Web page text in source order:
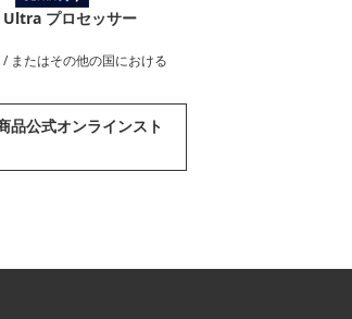
プロセッサー
またはその他の国における
公式オンラインスト